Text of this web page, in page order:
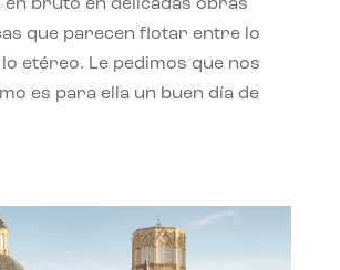
en bruto en delicadas obras
que parecen flotar entre lo
etéreo. Le pedimos que nos
es para ella un buen día de